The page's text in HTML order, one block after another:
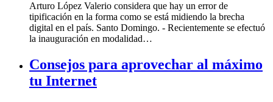
Arturo López Valerio considera que hay un error de
tipificación en la forma como se está midiendo la brecha
digital en el país. Santo Domingo. - Recientemente se efectuó
la inauguración en modalidad…
Consejos para aprovechar al máximo
tu Internet